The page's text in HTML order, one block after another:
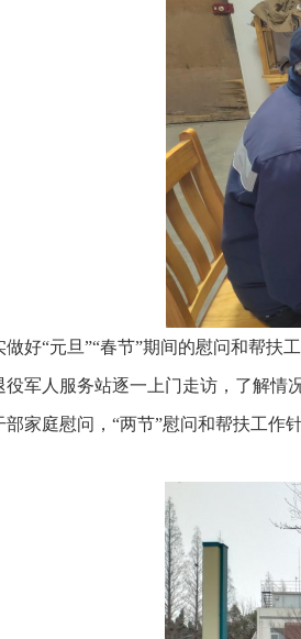
做好“元旦”“春节”期间的慰问和帮扶
役军人服务站逐一上门走访，了解情
部家庭慰问，“两节”慰问和帮扶工作